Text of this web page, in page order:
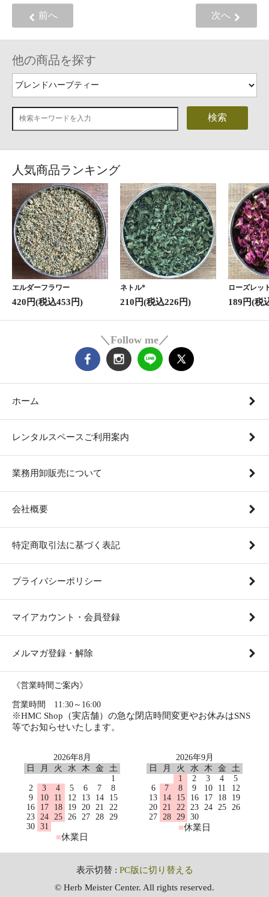
前へ 次へ
他の商品を探す
検索
人気商品ランキング
エルダーフラワー
420円(税込453円)
ネトル*
210円(税込226円)
ローズレッ
189円(税
＼Follow me／
ホーム
レンタルスペースご利用案内
業務用卸販売について
会社概要
特定商取引法に基づく表記
プライバシーポリシー
マイアカウント・会員登録
メルマガ登録・解除
《営業時間ご案内》
営業時間 11:30～16:00
※HMC Shop（実店舗）の急な閉店時間変更やお休みはSNS
等でお知らせいたします。
2026年8月
日
月 火 水 木 金
土
1
2
3 4 5 6 7
8
9
10 11 12 13 14
15
16
17 18 19 20 21
22
23
24 25 26 27 28
29
30 31
■休業日
2026年9月
日
月 火 水 木 金
土
1
2 3 4
5
6
7 8 9 10 11
12
13
14 15 16 17 18
19
20
21 22 23 24 25
26
27
28 29 30
■休業日
表示切替 : PC版に切り替える
© Herb Meister Center. All rights reserved.